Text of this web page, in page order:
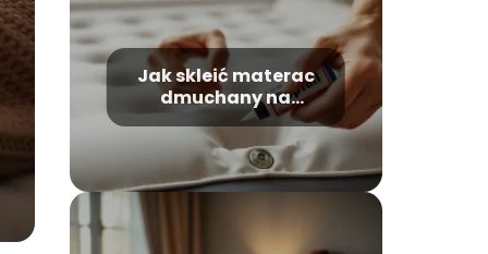
Jak skleić materac
dmuchany na
zgrzewie?